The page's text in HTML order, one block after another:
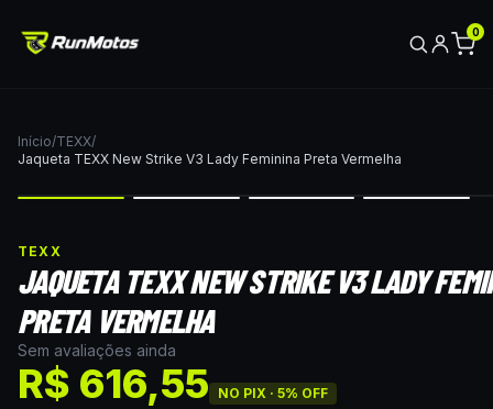
0
Início/TEXX/
Jaqueta TEXX New Strike V3 Lady Feminina Preta Vermelha
TEXX
JAQUETA TEXX NEW STRIKE V3 LADY
PRETA VERMELHA
Sem avaliações ainda
R$ 616,55 NO PIX · 5% OFF